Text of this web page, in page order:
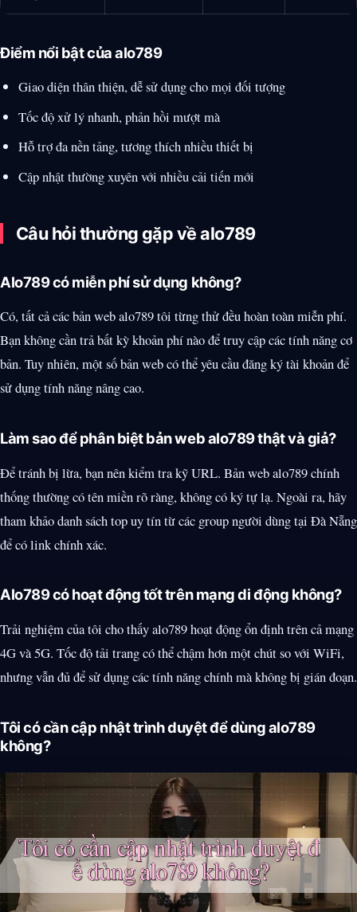
Điểm nổi bật của alo789
Giao diện thân thiện, dễ sử dụng cho mọi đối tượng
Tốc độ xử lý nhanh, phản hồi mượt mà
Hỗ trợ đa nền tảng, tương thích nhiều thiết bị
Cập nhật thường xuyên với nhiều cải tiến mới
Câu hỏi thường gặp về alo789
Alo789 có miễn phí sử dụng không?
Có, tất cả các bản web alo789 tôi từng thử đều hoàn toàn miễn phí.
Bạn không cần trả bất kỳ khoản phí nào để truy cập các tính năng cơ
bản. Tuy nhiên, một số bản web có thể yêu cầu đăng ký tài khoản để
sử dụng tính năng nâng cao.
Làm sao để phân biệt bản web alo789 thật và giả?
Để tránh bị lừa, bạn nên kiểm tra kỹ URL. Bản web alo789 chính
thống thường có tên miền rõ ràng, không có ký tự lạ. Ngoài ra, hãy
tham khảo danh sách top uy tín từ các group người dùng tại Đà Nẵng
để có link chính xác.
Alo789 có hoạt động tốt trên mạng di động không?
Trải nghiệm của tôi cho thấy alo789 hoạt động ổn định trên cả mạng
4G và 5G. Tốc độ tải trang có thể chậm hơn một chút so với WiFi,
nhưng vẫn đủ để sử dụng các tính năng chính mà không bị gián đoạn.
Tôi có cần cập nhật trình duyệt để dùng alo789
không?